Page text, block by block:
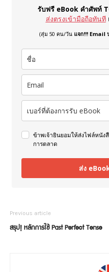
รับฟรี eBook คำศัพท์
ส่งตรงเข้ามือถือทันที
(สุ่ม 50 คน/วัน แจก!!! Email
ข้าพเจ้ายินยอมให้ส่งไฟล์หนัง
การตลาด
ส่ง
Previous article
สรุป! หลักการใช้ Past Perfect Tense